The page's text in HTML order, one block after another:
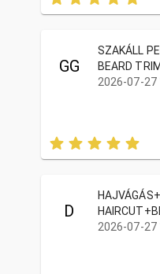
GG
SZAKÁLL
BEARD
2026-07-27
D
2026-07-27